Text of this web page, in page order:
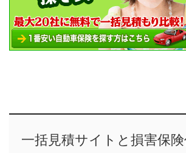
一括見積サイトと損害保険